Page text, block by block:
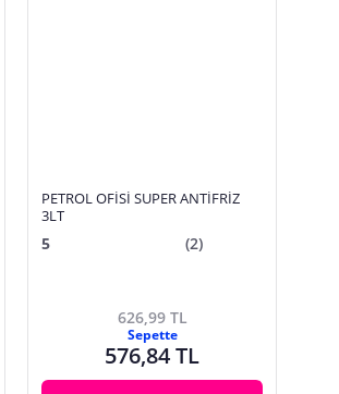
PETROL OFİSİ SUPER ANTİFRİZ
3LT
5 (2)
626,99 TL
Sepette
576,84 TL